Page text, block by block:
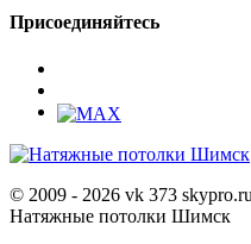
Присоединяйтесь
© 2009 - 2026 vk 373
Натяжные потолки Шимск